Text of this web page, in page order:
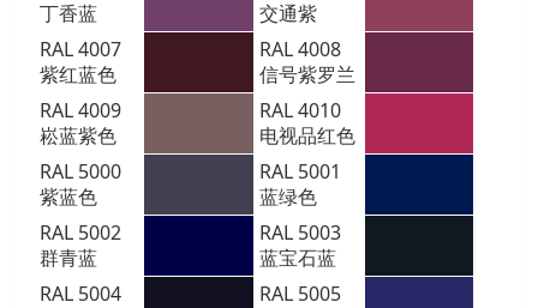
丁香蓝
交通紫
RAL 4007
紫红蓝色
RAL 4008
信号紫罗兰
RAL 4009
崧蓝紫色
RAL 4010
电视品红色
RAL 5000
紫蓝色
RAL 5001
蓝绿色
RAL 5002
群青蓝
RAL 5003
蓝宝石蓝
RAL 5004
RAL 5005